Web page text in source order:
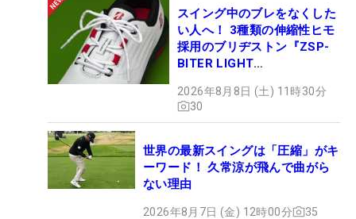
スイング中のブレをなくした
い人へ！ 3種類の伸縮性ヒモ
採用のブリヂストン『ZSP-
BITER LIGHT
ュー
2026年8月8日 (土) 11時30分
30
世界の最新スイングは「圧縮」がキ
ーワード！ 久常涼が飛んで曲がら
ない理由
2026年8月7日 (金) 12時00分 35